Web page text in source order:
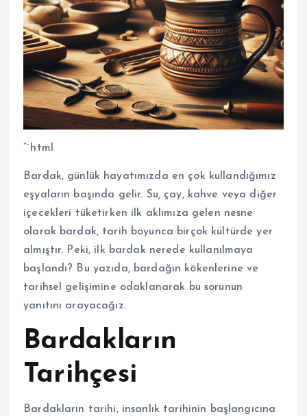
“`html
Bardak, günlük hayatımızda en çok kullandığımız
eşyaların başında gelir. Su, çay, kahve veya diğer
içecekleri tüketirken ilk aklımıza gelen nesne
olarak bardak, tarih boyunca birçok kültürde yer
almıştır. Peki, ilk bardak nerede kullanılmaya
başlandı? Bu yazıda, bardağın kökenlerine ve
tarihsel gelişimine odaklanarak bu sorunun
yanıtını arayacağız.
Bardakların
Tarihçesi
Bardakların tarihi, insanlık tarihinin başlangıcına